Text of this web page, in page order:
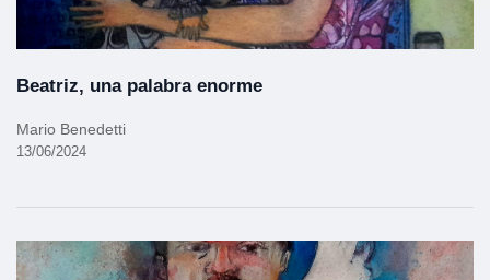
Beatriz, una palabra enorme
Mario Benedetti
13/06/2024